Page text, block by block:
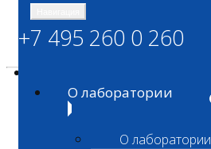
+7 495 260 0 260
О лаборатории
О лаборатории